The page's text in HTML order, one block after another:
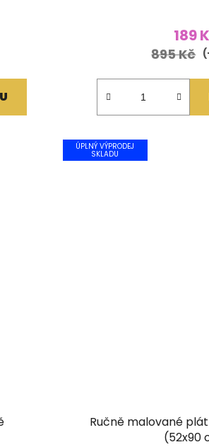
189
895 Kč
ÚPLNÝ VÝPRODEJ
SKLADU
Ručně malované
(52x90